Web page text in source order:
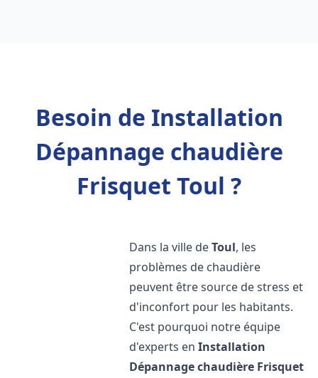
Besoin de Installation
Dépannage chaudière
Frisquet Toul ?
Dans la ville deToul, les
problèmes de chaudière
peuvent être source de stress et
d'inconfort pour les habitants.
C'est pourquoi notre équipe
d'experts enInstallation
Dépannage chaudière Frisquet